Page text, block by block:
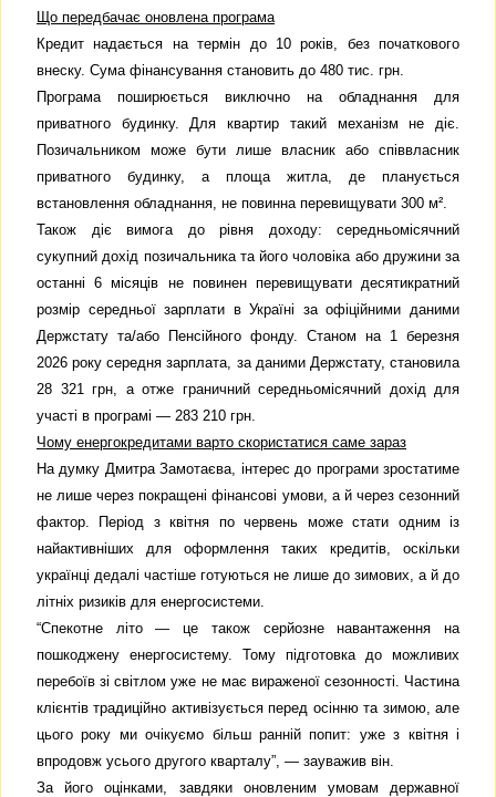
Що передбачає оновлена програма
Кредит надається на термін до 10 років, без початкового
внеску. Сума фінансування становить до 480 тис. грн.
Програма поширюється виключно на обладнання для
приватного будинку. Для квартир такий механізм не діє.
Позичальником може бути лише власник або співвласник
приватного будинку, а площа житла, де планується
встановлення обладнання, не повинна перевищувати 300 м².
Також діє вимога до рівня доходу: середньомісячний
сукупний дохід позичальника та його чоловіка або дружини за
останні 6 місяців не повинен перевищувати десятикратний
розмір середньої зарплати в Україні за офіційними даними
Держстату та/або Пенсійного фонду. Станом на 1 березня
2026 року середня зарплата, за даними Держстату, становила
28 321 грн, а отже граничний середньомісячний дохід для
участі в програмі — 283 210 грн.
Чому енергокредитами варто скористатися саме зараз
На думку Дмитра Замотаєва, інтерес до програми зростатиме
не лише через покращені фінансові умови, а й через сезонний
фактор. Період з квітня по червень може стати одним із
найактивніших для оформлення таких кредитів, оскільки
українці дедалі частіше готуються не лише до зимових, а й до
літніх ризиків для енергосистеми.
“Спекотне літо — це також серйозне навантаження на
пошкоджену енергосистему. Тому підготовка до можливих
перебоїв зі світлом уже не має вираженої сезонності. Частина
клієнтів традиційно активізується перед осінню та зимою, але
цього року ми очікуємо більш ранній попит: уже з квітня і
впродовж усього другого кварталу”, — зауважив він.
За його оцінками, завдяки оновленим умовам державної